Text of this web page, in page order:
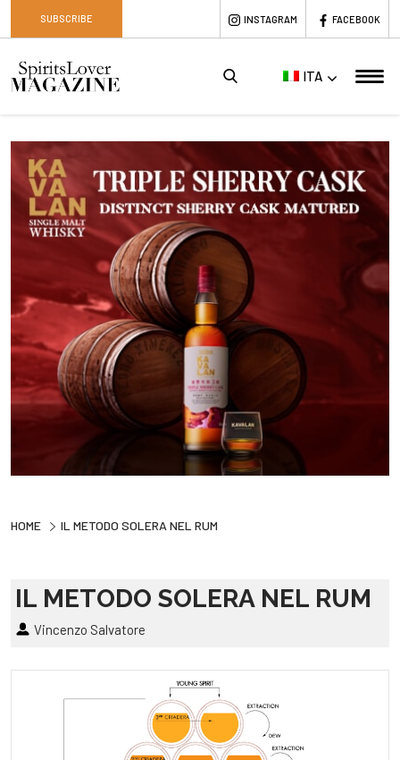
SUBSCRIBE INSTAGRAM FACEBOOK
ITA
HOME IL METODO SOLERA NEL RUM
IL METODO SOLERA NEL RUM
Vincenzo Salvatore